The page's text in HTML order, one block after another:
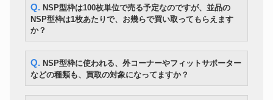
AMADA HFA-400 バンドソー 229,800円
電動チェーンブロック
112,200円
新ダイワ
防音型 発電機兼用溶接機
EGW151MS
Q. NSP型枠は100枚単位で売る予定なのですが、並品の
NSP型枠は1枚あたりで、お幾らで買い取ってもらえます
か？
Q. NSP型枠に使われる、外コーナーやフィットサポーター
などの種類も、買取の対象になってますか？